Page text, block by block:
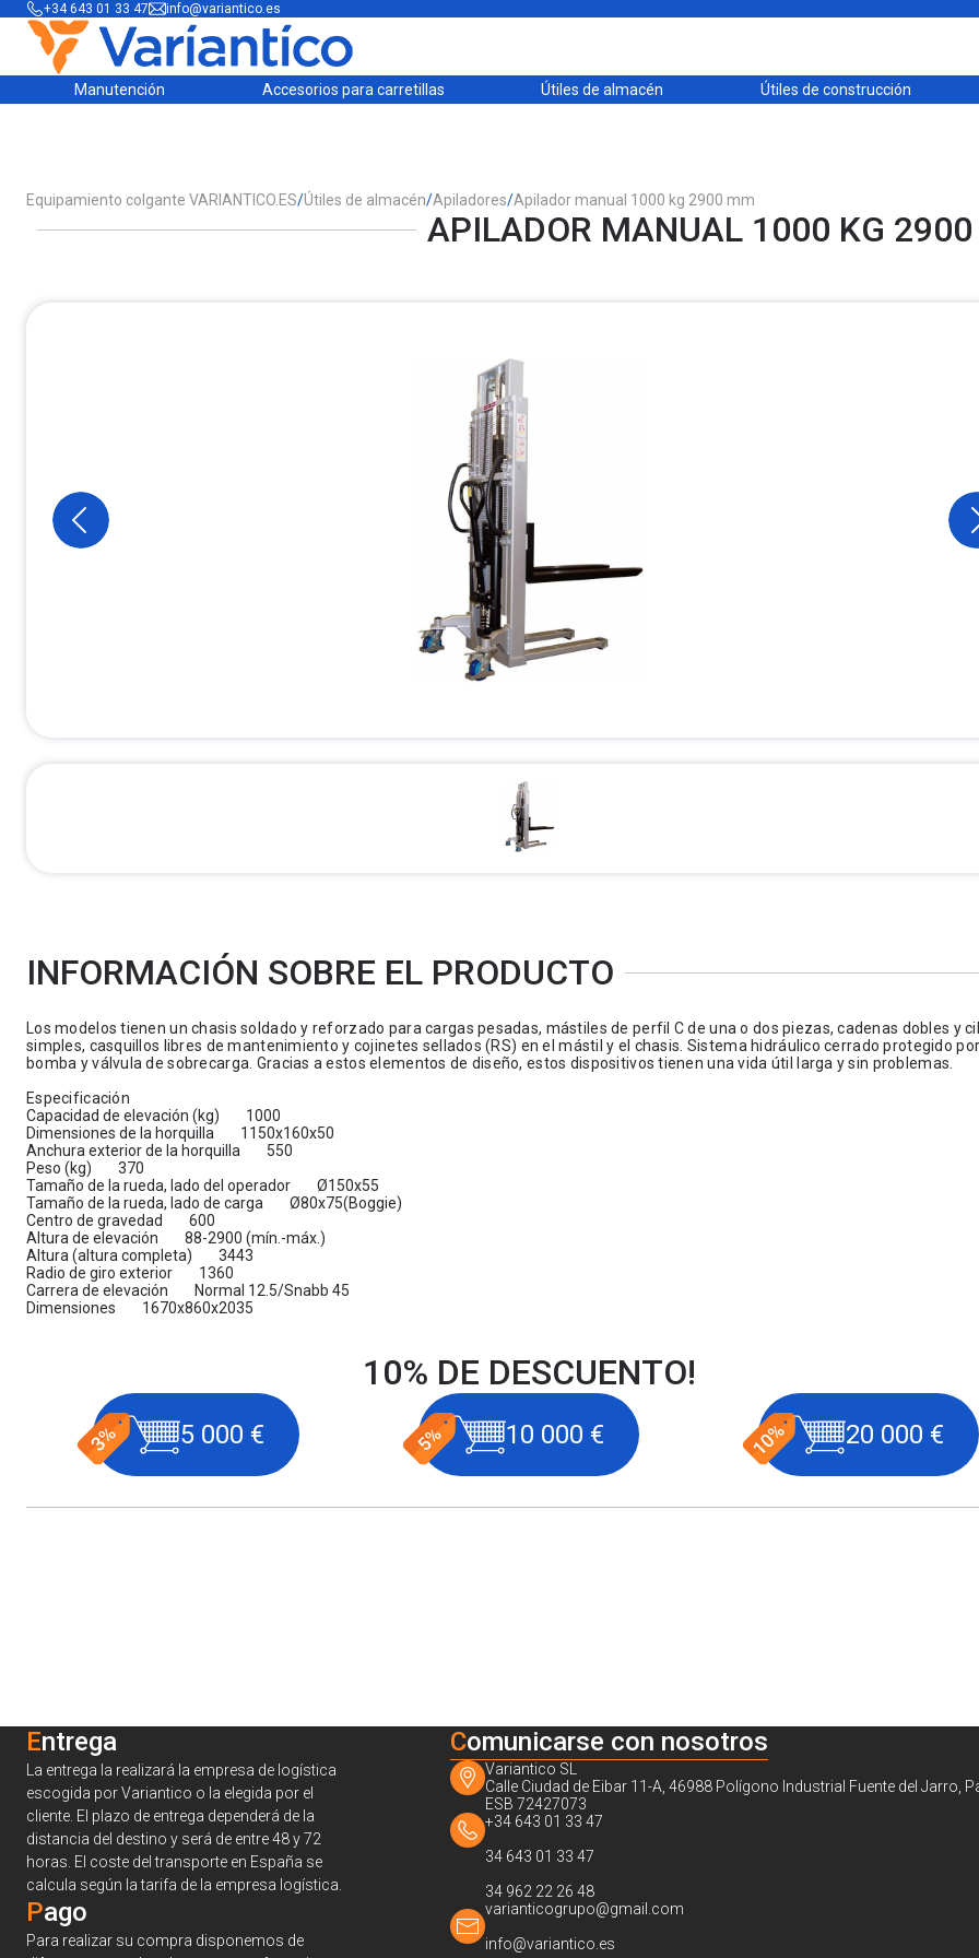
+34 643 01 33 47 info@variantico.es
Manutención Accesorios para carretillas Útiles de almacén Útiles de construcción
Equipamiento colgante VARIANTICO.ES/Útiles de almacén/Apiladores/Apilador manual 1000 kg 2900 mm
APILADOR MANUAL 1000 KG
INFORMACIÓN SOBRE EL PRODUCTO
Los modelos tienen un chasis soldado y reforzado para cargas pesadas, mástiles de perfil C de una o dos piezas, cadenas dobles y
simples, casquillos libres de mantenimiento y cojinetes sellados (RS) en el mástil y el chasis. Sistema hidráulico cerrado protegido por
bomba y válvula de sobrecarga. Gracias a estos elementos de diseño, estos dispositivos tienen una vida útil larga y sin problemas.
Especificación
Capacidad de elevación (kg) 1000
Dimensiones de la horquilla 1150x160x50
Anchura exterior de la horquilla 550
Peso (kg) 370
Tamaño de la rueda, lado del operador Ø150x55
Tamaño de la rueda, lado de carga Ø80x75(Boggie)
Centro de gravedad 600
Altura de elevación 88-2900 (mín.-máx.)
Altura (altura completa) 3443
Radio de giro exterior 1360
Carrera de elevación Normal 12.5/Snabb 45
Dimensiones 1670x860x2035
10% DE DESCUENTO!
5 000 € 10 000 € 20 000 €
Entrega
La entrega la realizará la empresa de logística
escogida por Variantico o la elegida por el
cliente. El plazo de entrega dependerá de la
distancia del destino y será de entre 48 y 72
horas. El coste del transporte en España se
calcula según la tarifa de la empresa logística.
Pago
Para realizar su compra disponemos de
Comunicarse con nosotros
Variantico SL
Calle Ciudad de Eibar 11-A, 46988 Polígono Industrial Fuente del Jarro,
ESB 72427073
+34 643 01 33 47
34 643 01 33 47
34 962 22 26 48
varianticogrupo@gmail.com
info@variantico.es